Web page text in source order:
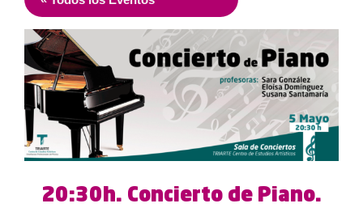
20:30h. Concierto de Piano.